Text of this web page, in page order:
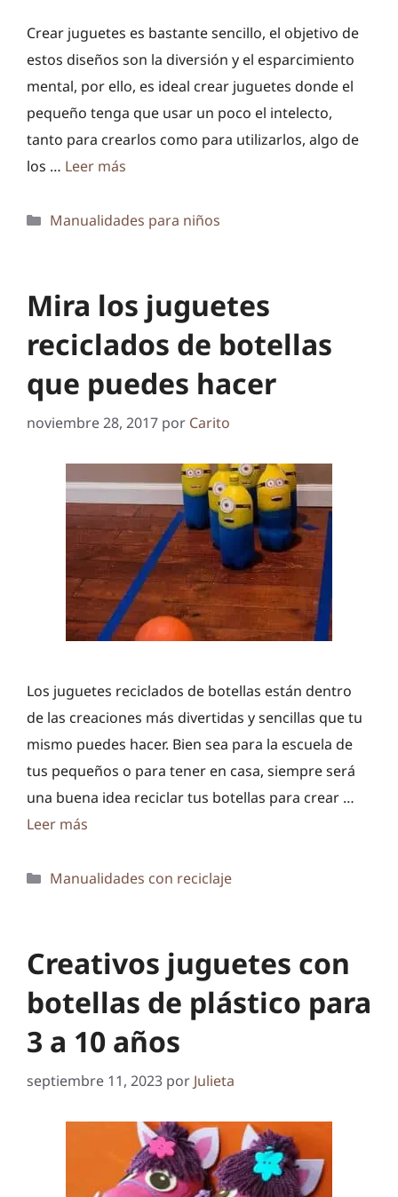
Crear juguetes es bastante sencillo, el objetivo de
estos diseños son la diversión y el esparcimiento
mental, por ello, es ideal crear juguetes donde el
pequeño tenga que usar un poco el intelecto,
tanto para crearlos como para utilizarlos, algo de
los … Leer más
Categorías
Manualidades para niños
Mira los juguetes
reciclados de botellas
que puedes hacer
noviembre 28, 2017 por Carito
Los juguetes reciclados de botellas están dentro
de las creaciones más divertidas y sencillas que tu
mismo puedes hacer. Bien sea para la escuela de
tus pequeños o para tener en casa, siempre será
una buena idea reciclar tus botellas para crear …
Leer más
Categorías
Manualidades con reciclaje
Creativos juguetes con
botellas de plástico para
3 a 10 años
septiembre 11, 2023 por Julieta